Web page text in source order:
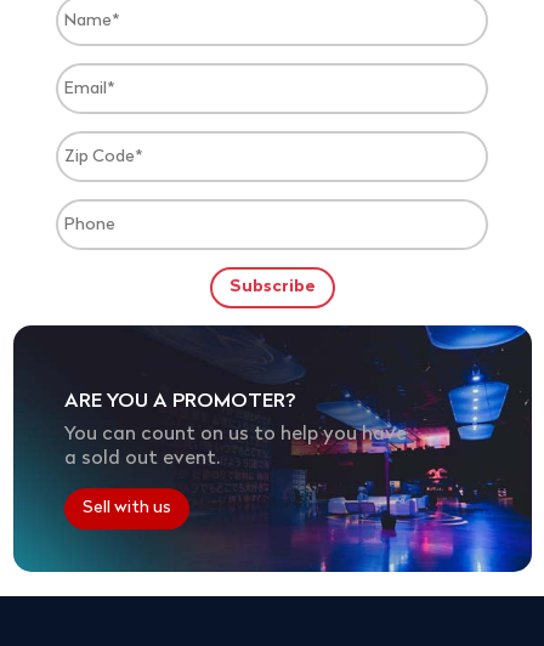
ARE YOU A PROMOTER?
You can count on us to help you have
a sold out event.
Sell with us